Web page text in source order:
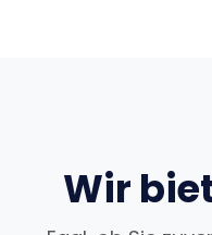
Wir